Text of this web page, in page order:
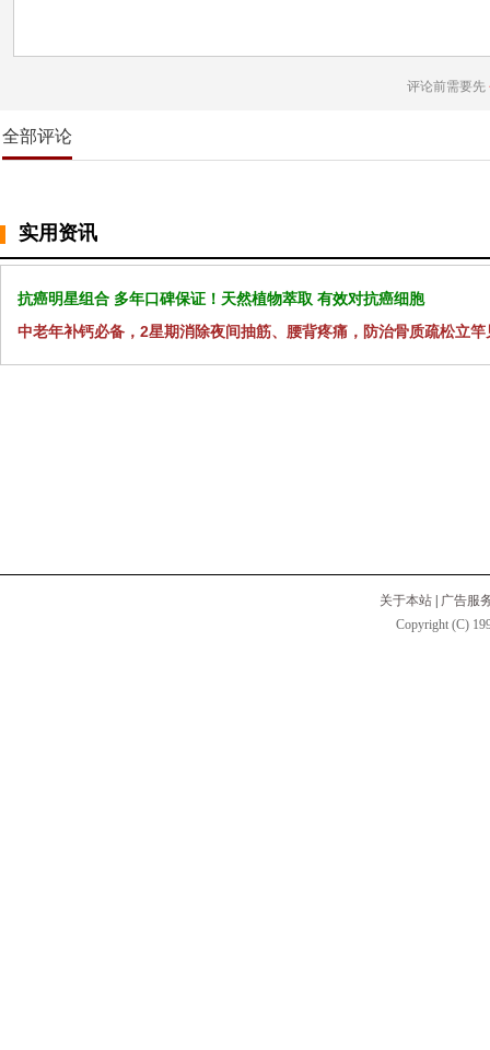
评论前需要先
全部评论
实用资讯
抗癌明星组合 多年口碑保证！天然植物萃取 有效对抗癌细胞
中老年补钙必备，2星期消除夜间抽筋、腰背疼痛，防治骨质疏松立竿
关于本站
广告服
Copyright (C)